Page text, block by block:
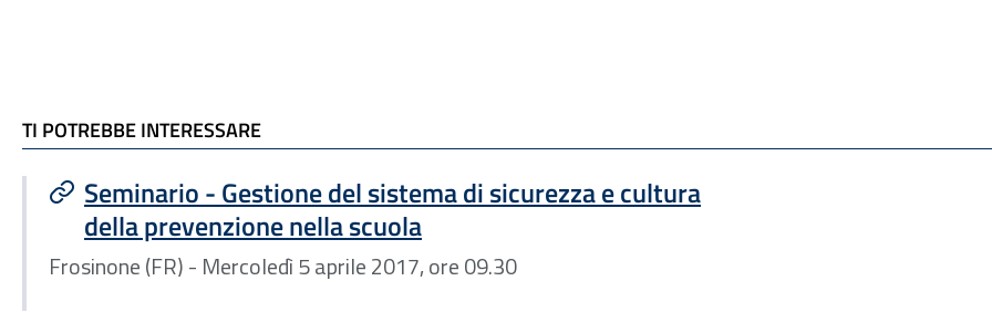
TI POTREBBE INTERESSARE
TI POTREBBE INTERESSARE
Seminario - Gestione del sistema di sicurezza e cultura
della prevenzione nella scuola
Frosinone (FR) - Mercoledì 5 aprile 2017, ore 09.30